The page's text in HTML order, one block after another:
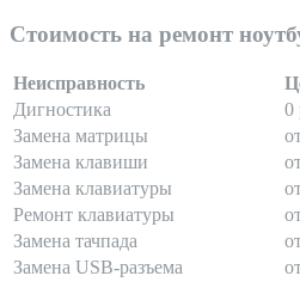
Стоимость на ремонт
Неисправность
Дигностика
0
Замена матрицы
Замена клавиши
Замена клавиатуры
Ремонт клавиатуры
Замена тачпада
Замена USB-разъема